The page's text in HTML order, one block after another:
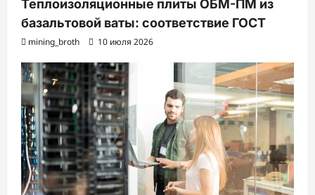
Теплоизоляционные плиты ОБМ-ПМ из
базальтовой ваты: соответствие ГОСТ
mining_broth 10 июля 2026